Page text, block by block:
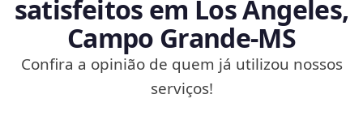
satisfeitos em Los Angeles,
Campo Grande‑MS
Confira a opinião de quem já utilizou nossos
serviços!